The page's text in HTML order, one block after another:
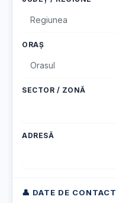
ORAȘ
SECTOR / ZONĂ
ADRESĂ
👤 DATE DE CONTACT